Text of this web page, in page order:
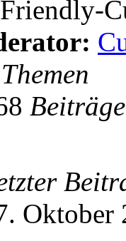
Themen
Beiträge
Oktober